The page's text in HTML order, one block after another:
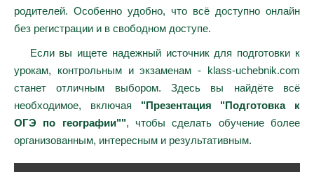
родителей. Особенно удобно, что всё доступно онлайн
без регистрации и в свободном доступе.
Если вы ищете надежный источник для подготовки к
урокам, контрольным и экзаменам - klass-uchebnik.com
станет отличным выбором. Здесь вы найдёте всё
необходимое, включая "Презентация "Подготовка к
ОГЭ по географии"", чтобы сделать обучение более
организованным, интересным и результативным.